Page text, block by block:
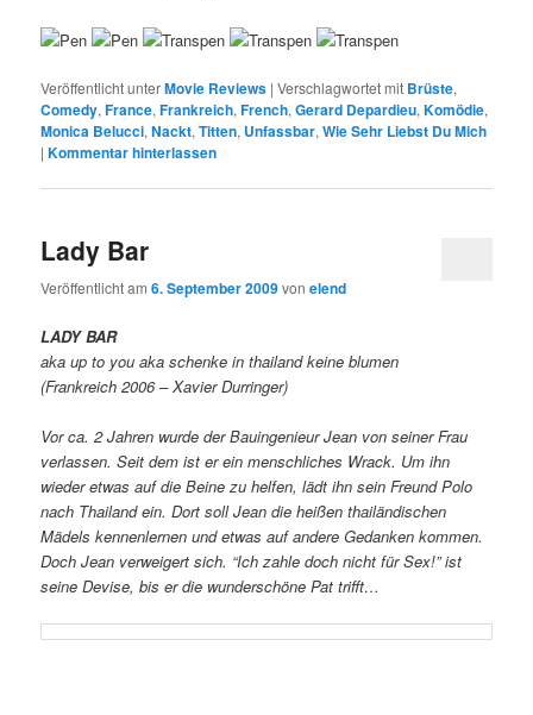
Veröffentlicht unterMovie Reviews |Verschlagwortet mit Brüste,
Comedy,France,Frankreich,French,Gerard Depardieu,Komödie,
Monica Belucci,Nackt,Titten, Unfassbar,Wie Sehr Liebst Du Mich
|Kommentar hinterlassen
Lady Bar
Veröffentlicht am6. September 2009vonelend
LADY BAR
aka up to you aka schenke in thailand keine blumen
(Frankreich 2006 – Xavier Durringer)
Vor ca. 2 Jahren wurde der Bauingenieur Jean von seiner Frau
verlassen. Seit dem ist er ein menschliches Wrack. Um ihn
wieder etwas auf die Beine zu helfen, lädt ihn sein Freund Polo
nach Thailand ein. Dort soll Jean die heißen thailändischen
Mädels kennenlernen und etwas auf andere Gedanken kommen.
Doch Jean verweigert sich. “Ich zahle doch nicht für Sex!” ist
seine Devise, bis er die wunderschöne Pat trifft…